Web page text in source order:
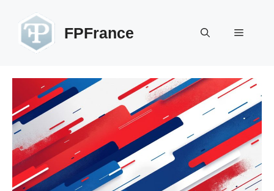
contenu
FPFrance Menu